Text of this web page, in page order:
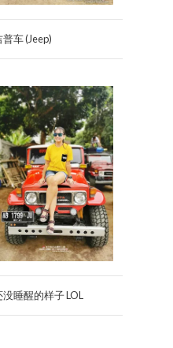
车 (Jeep)
睡醒的样子 LOL